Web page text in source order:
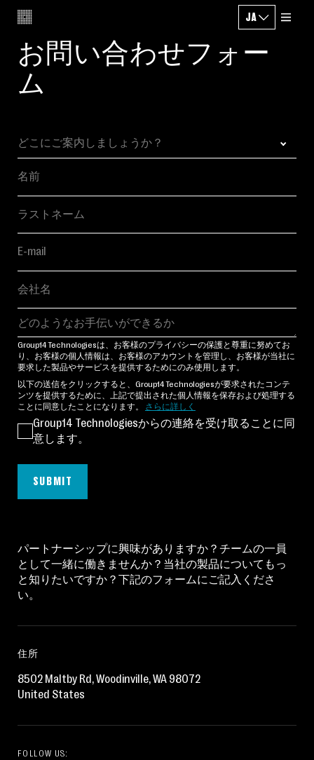
CHANGE
JA
お問い合わせフォー
ム
Group14 Technologiesは、お客様のプライバシーの保護と尊重に努めてお
り、お客様の個人情報は、お客様のアカウントを管理し、お客様が当社に
要求した製品やサービスを提供するためにのみ使用します。
以下の送信をクリックすると、Group14 Technologiesが要求されたコンテ
ンツを提供するために、上記で提出された個人情報を保存および処理する
ことに同意したことになります。 さらに詳しく
Group14 Technologiesからの連絡を受け取ることに同
意します。
SUBMIT
パートナーシップに興味がありますか？チームの一員
として一緒に働きませんか？当社の製品についてもっ
と知りたいですか？下記のフォームにご記入くださ
い。
住所
8502 Maltby Rd, Woodinville, WA 98072
United States
FOLLOW US: